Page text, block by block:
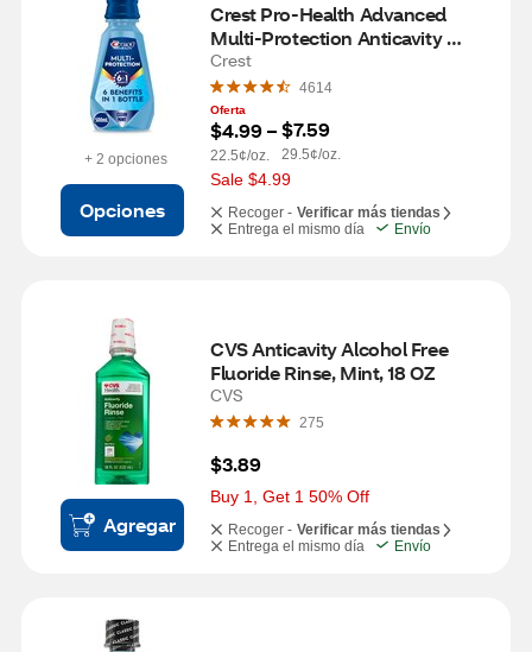
+ 2 opciones
Opciones
Crest Pro-Health Advanced
Multi-Protection Anticavity
Fluoride Mouthwash, Alcohol-
Free, 16.9 OZ
Crest
4614
Oferta
$4.99 –
22.5¢/oz.
$7.59
29.5¢/oz.
Sale $4.99
Recoger - Verificar más tiendas
Entrega el mismo día
Envío
Agregar
CVS Anticavity Alcohol Free
Fluoride Rinse, Mint, 18 OZ
CVS
275
$3.89
Buy 1, Get 1 50% Off
Recoger - Verificar más tiendas
Entrega el mismo día
Envío